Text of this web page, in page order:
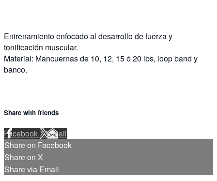
Entrenamiento enfocado al desarrollo de fuerza y
tonificación muscular.
Material: Mancuernas de 10, 12, 15 ó 20 lbs, loop band y
banco.
Share with friends
FacebookXEmail
Share on Facebook
Share on X
Share via Email